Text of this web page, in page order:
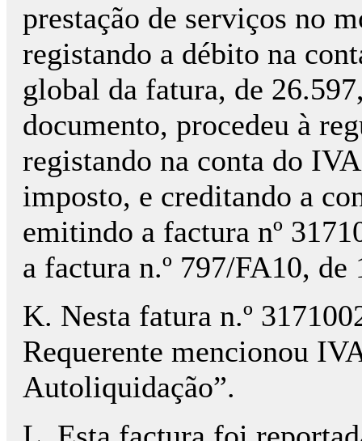
prestação de serviços no
registando a débito na
global da fatura, de
documento, procedeu à
registando na conta do
imposto, e creditando a
emitindo a factura nº
a factura n.º 797/FA10, de
K. Nesta fatura n.º
Requerente mencionou
Autoliquidação”.